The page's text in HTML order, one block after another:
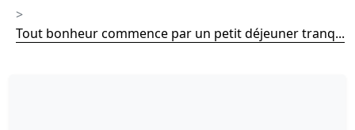
Tout bonheur commence par un petit déjeuner tranq...